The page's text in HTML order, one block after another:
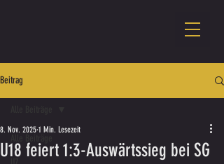
Beitrag
U18 feiert 1:3-Auswärtssieg bei SG
8. Nov. 2025 1 Min. Lesezeit